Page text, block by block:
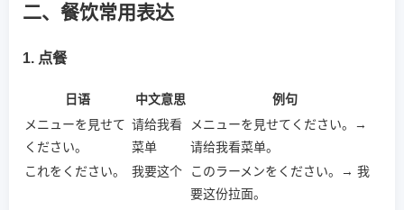
二、餐饮常用表达
1. 点餐
日语 中文意思
例句
メニューを見せて
ください。
请给我看
菜单
メニューを見せてください。→
请给我看菜单。
これをください。
我要这个
このラーメンをください。→ 我
要这份拉面。